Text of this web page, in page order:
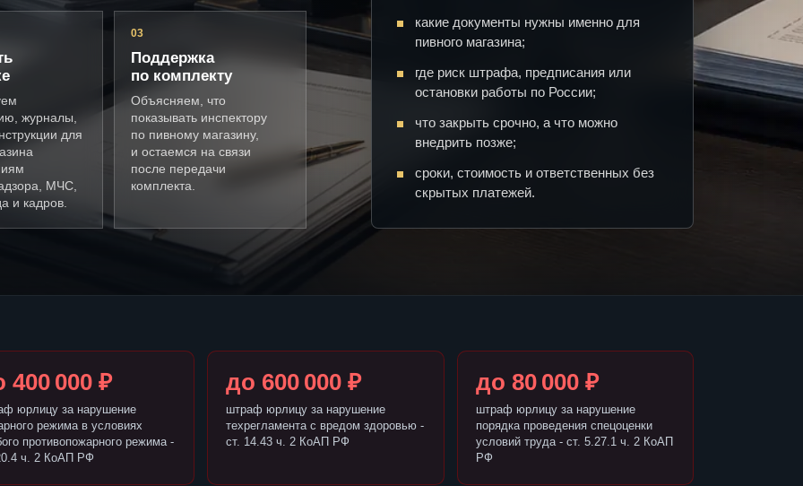
журналы,
для
МЧС,
и кадров.
03
Поддержка
по комплекту
Объясняем, что
показывать инспектору
по пивному магазину,
и остаемся на связи
после передачи
комплекта.
какие документы нужны именно для
пивного магазина;
где риск штрафа, предписания или
остановки работы по России;
что закрыть срочно, а что можно
внедрить позже;
сроки, стоимость и ответственных без
скрытых платежей.
400 000 ₽
юрлицу за нарушение
режима в условиях
противопожарного режима -
ч. 2 КоАП РФ
до 600 000 ₽
штраф юрлицу за нарушение
техрегламента с вредом здоровью -
ст. 14.43 ч. 2 КоАП РФ
до 80 000 ₽
штраф юрлицу за нарушение
порядка проведения спецоценки
условий труда - ст. 5.27.1 ч. 2 КоАП
РФ